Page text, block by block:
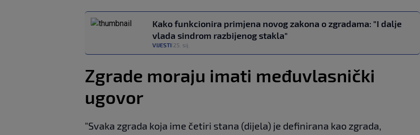
Kako funkcionira primjena novog zakona o zgradama: "I dalje
vlada sindrom razbijenog stakla"
VIJESTI 25. sij.
Zgrade moraju imati međuvlasnički
ugovor
"Svaka zgrada koja ime četiri stana (dijela) je definirana kao zgrada,